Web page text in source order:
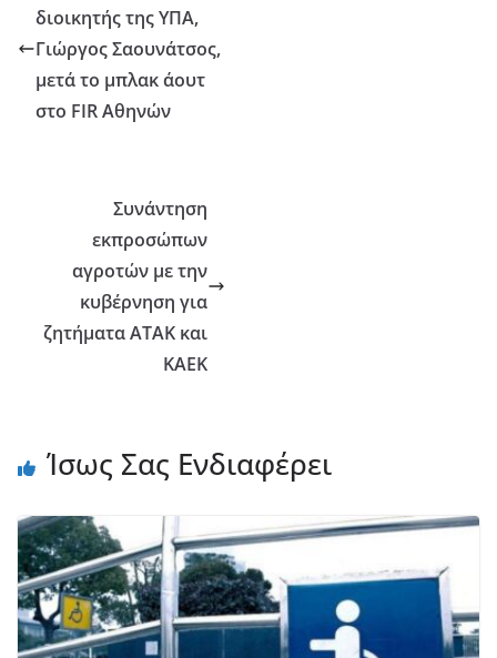
διοικητής της ΥΠΑ,
Γιώργος Σαουνάτσος,
μετά το μπλακ άουτ
στο FIR Αθηνών
Συνάντηση
εκπροσώπων
αγροτών με την
κυβέρνηση για
ζητήματα ΑΤΑΚ και
ΚΑΕΚ
Ίσως Σας Ενδιαφέρει